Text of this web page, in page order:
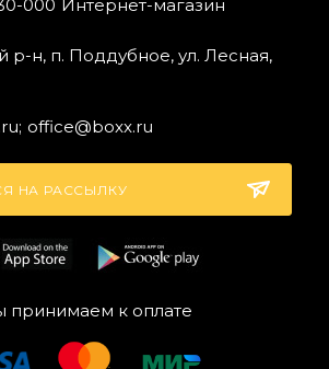
000 Интернет-магазин
р-н, п. Поддубное, ул. Лесная,
office@boxx.ru
НА РАССЫЛКУ
принимаем к оплате